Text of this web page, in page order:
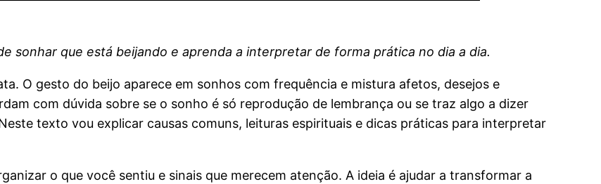
sonhar que está beijando e aprenda a interpretar de forma prática no dia a dia.
O gesto do beijo aparece em sonhos com frequência e mistura afetos, desejos e
com dúvida sobre se o sonho é só reprodução de lembrança ou se traz algo a dizer
texto vou explicar causas comuns, leituras espirituais e dicas práticas para interpretar
o que você sentiu e sinais que merecem atenção. A ideia é ajudar a transformar a